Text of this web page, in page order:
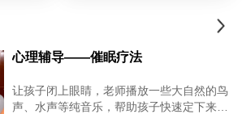
心理辅导——催眠疗法
让孩子闭上眼睛，老师播放一些大自然的鸟
声、水声等纯音乐，帮助孩子快速定下来，